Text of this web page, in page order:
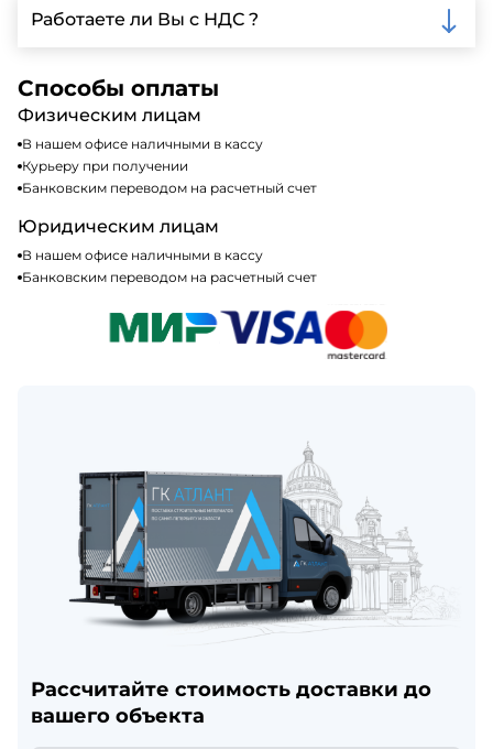
включая наличные, банковские переводы,
кредитные карты. Подробную информацию о
Работаете ли Вы с НДС ?
налогообложения, т.е с НДС 20%
Способы оплаты
Физическим лицам
В нашем офисе наличными в кассу
Курьеру при получении
Банковским переводом на расчетный счет
Юридическим лицам
В нашем офисе наличными в кассу
Банковским переводом на расчетный счет
Рассчитайте стоимость доставки до
вашего объекта